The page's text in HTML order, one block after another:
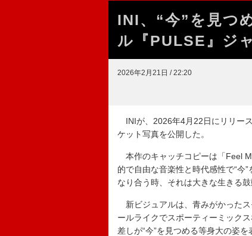
INI、“今”を見つ
ル『PULSE』ジ
2026年2月21日 / 22:20
INIが、2026年4月22日にリリー
ケット写真を公開した。
本作のキャッチコピーは「Feel
的で自由な音楽性と時代感性で“今
なり合う時、それは大きな生きる
新ビジュアルは、青みがかった
ールライクでスポーティーミック
差しが“今”を見つめる等身大の姿を